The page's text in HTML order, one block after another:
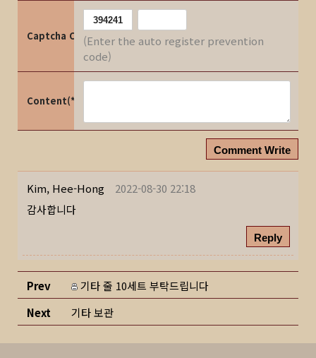
Captcha Code(Enter the auto register prevention
code)
Content(*)
Comment Write
Kim, Hee-Hong
2022-08-30 22:18
감사합니다
Reply
Prev
기타 줄 10세트 부탁드립니다
Next
기타 보관